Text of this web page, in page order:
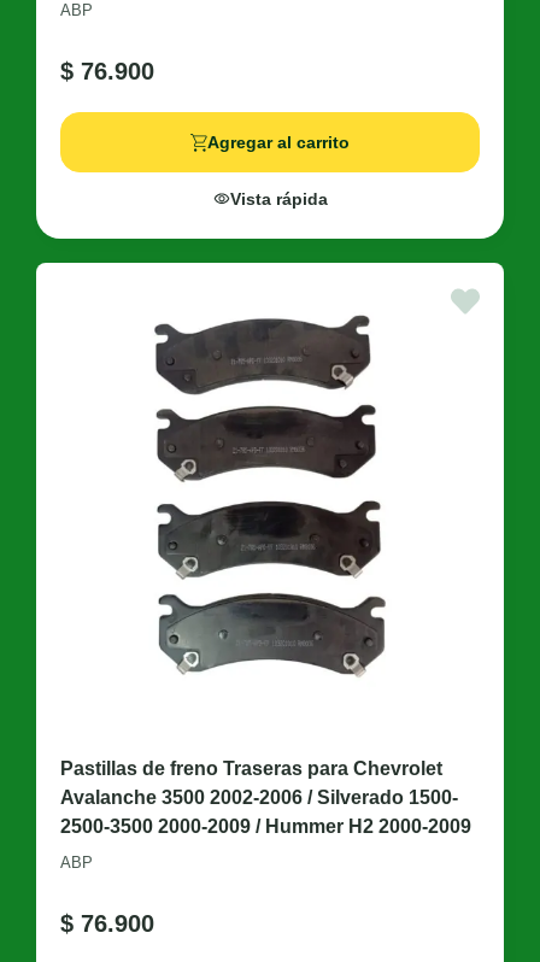
ABP
$ 76.900
Agregar al carrito
Vista rápida
Pastillas de freno Traseras para Chevrolet
Avalanche 3500 2002-2006 / Silverado 1500-
2500-3500 2000-2009 / Hummer H2 2000-2009
ABP
$ 76.900